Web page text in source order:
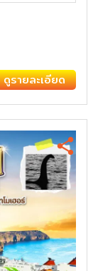
ดูรายละเอียด